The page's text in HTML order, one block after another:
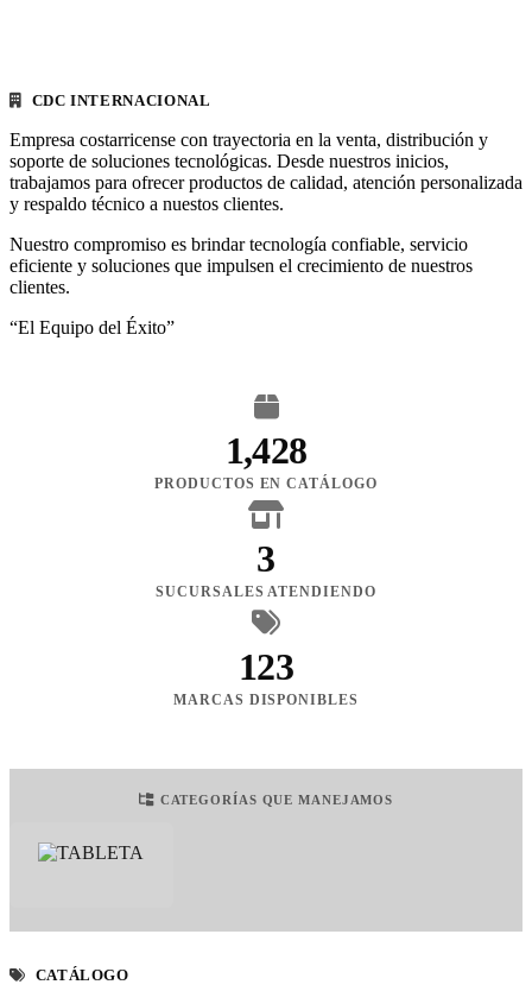
CDC INTERNACIONAL
Empresa costarricense con trayectoria en la venta, distribución y
soporte de soluciones tecnológicas. Desde nuestros inicios,
trabajamos para ofrecer productos de calidad, atención personalizada
y respaldo técnico a nuestos clientes.
Nuestro compromiso es brindar tecnología confiable, servicio
eficiente y soluciones que impulsen el crecimiento de nuestros
clientes.
“El Equipo del Éxito”
1,428
PRODUCTOS EN CATÁLOGO
3
SUCURSALES ATENDIENDO
123
MARCAS DISPONIBLES
CATEGORÍAS QUE MANEJAMOS
CATÁLOGO